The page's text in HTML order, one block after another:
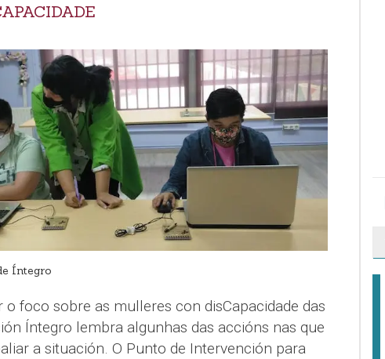
Íntegro
foco sobre as mulleres con disCapacidade das
Íntegro lembra algunhas das accións nas que
a situación. O Punto de Intervención para